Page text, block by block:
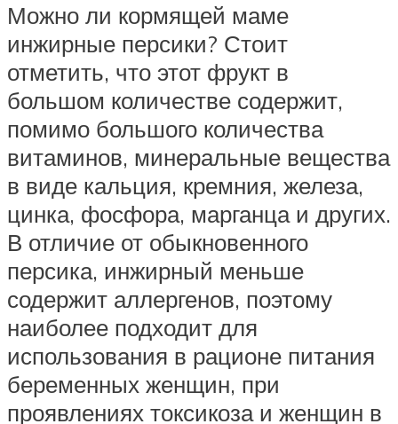
Можно ли кормящей маме
инжирные персики? Стоит
отметить, что этот фрукт в
большом количестве содержит,
помимо большого количества
витаминов, минеральные вещества
в виде кальция, кремния, железа,
цинка, фосфора, марганца и других.
В отличие от обыкновенного
персика, инжирный меньше
содержит аллергенов, поэтому
наиболее подходит для
использования в рационе питания
беременных женщин, при
проявлениях токсикоза и женщин в